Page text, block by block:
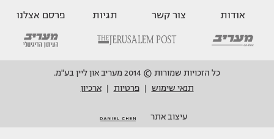
אודות צור קשר תגיות פרסם אצלנו
כל הזכויות שמורות © 2014 מעריב און ליין בע"מ.
תנאי שימוש
פרטיות ארכיון
עיצוב אתר